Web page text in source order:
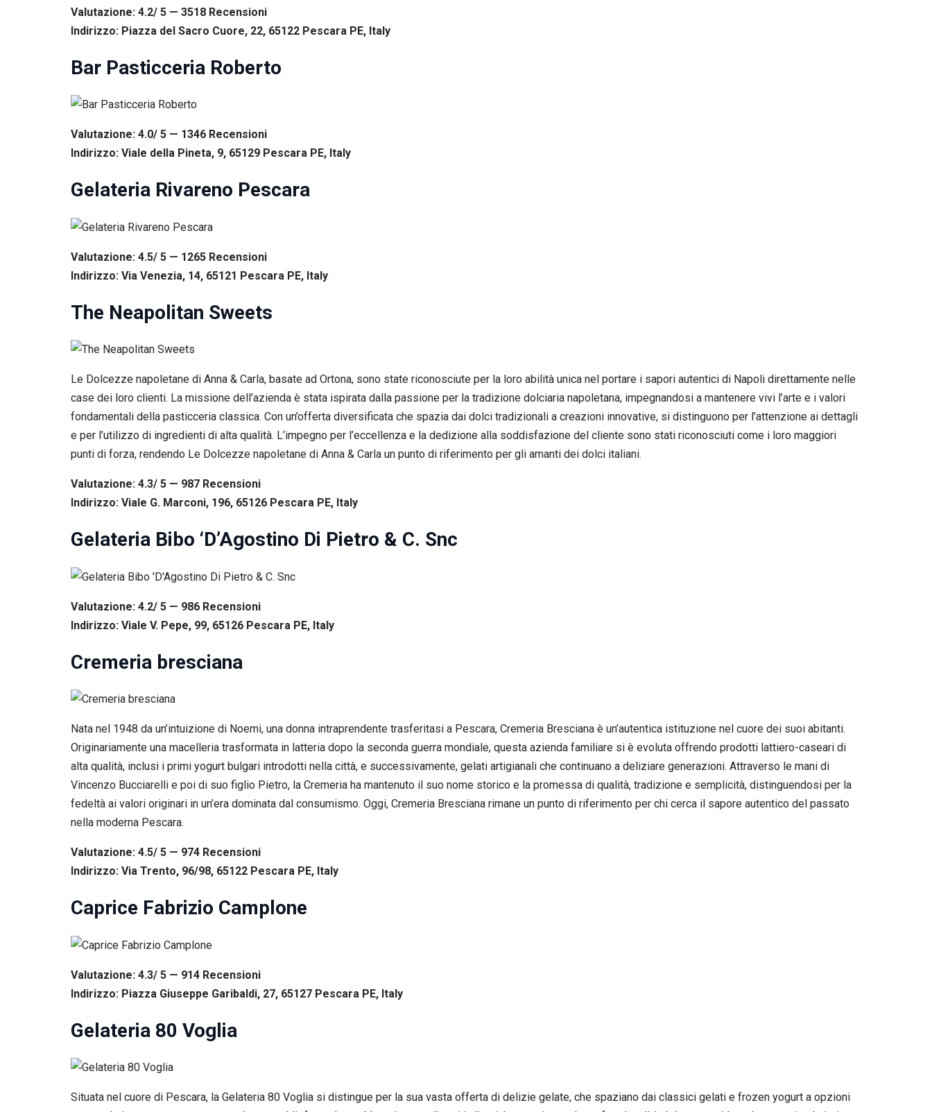
Valutazione: 4.2/ 5 — 3518 Recensioni
Indirizzo: Piazza del Sacro Cuore, 22, 65122 Pescara PE, Italy
Bar Pasticceria Roberto
Valutazione: 4.0/ 5 — 1346 Recensioni
Indirizzo: Viale della Pineta, 9, 65129 Pescara PE, Italy
Gelateria Rivareno Pescara
Valutazione: 4.5/ 5 — 1265 Recensioni
Indirizzo: Via Venezia, 14, 65121 Pescara PE, Italy
The Neapolitan Sweets
Le Dolcezze napoletane di Anna & Carla, basate ad Ortona, sono state riconosciute per la loro abilità unica nel portare i sapori autentici di Napoli direttamente nelle
case dei loro clienti. La missione dell’azienda è stata ispirata dalla passione per la tradizione dolciaria napoletana, impegnandosi a mantenere vivi l’arte e i valori
fondamentali della pasticceria classica. Con un’offerta diversificata che spazia dai dolci tradizionali a creazioni innovative, si distinguono per l’attenzione ai dettagli
e per l’utilizzo di ingredienti di alta qualità. L’impegno per l’eccellenza e la dedizione alla soddisfazione del cliente sono stati riconosciuti come i loro maggiori
punti di forza, rendendo Le Dolcezze napoletane di Anna & Carla un punto di riferimento per gli amanti dei dolci italiani.
Valutazione: 4.3/ 5 — 987 Recensioni
Indirizzo: Viale G. Marconi, 196, 65126 Pescara PE, Italy
Gelateria Bibo ‘D’Agostino Di Pietro & C. Snc
Valutazione: 4.2/ 5 — 986 Recensioni
Indirizzo: Viale V. Pepe, 99, 65126 Pescara PE, Italy
Cremeria bresciana
Nata nel 1948 da un’intuizione di Noemi, una donna intraprendente trasferitasi a Pescara, Cremeria Bresciana è un’autentica istituzione nel cuore dei suoi abitanti.
Originariamente una macelleria trasformata in latteria dopo la seconda guerra mondiale, questa azienda familiare si è evoluta offrendo prodotti lattiero-caseari di
alta qualità, inclusi i primi yogurt bulgari introdotti nella città, e successivamente, gelati artigianali che continuano a deliziare generazioni. Attraverso le mani di
Vincenzo Bucciarelli e poi di suo figlio Pietro, la Cremeria ha mantenuto il suo nome storico e la promessa di qualità, tradizione e semplicità, distinguendosi per la
fedeltà ai valori originari in un’era dominata dal consumismo. Oggi, Cremeria Bresciana rimane un punto di riferimento per chi cerca il sapore autentico del passato
nella moderna Pescara.
Valutazione: 4.5/ 5 — 974 Recensioni
Indirizzo: Via Trento, 96/98, 65122 Pescara PE, Italy
Caprice Fabrizio Camplone
Valutazione: 4.3/ 5 — 914 Recensioni
Indirizzo: Piazza Giuseppe Garibaldi, 27, 65127 Pescara PE, Italy
Gelateria 80 Voglia
Situata nel cuore di Pescara, la Gelateria 80 Voglia si distingue per la sua vasta offerta di delizie gelate, che spaziano dai classici gelati e frozen yogurt a opzioni